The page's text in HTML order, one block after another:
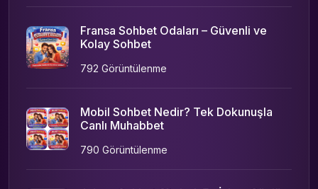
Fransa Sohbet Odaları – Güvenli ve
Kolay Sohbet
792 Görüntülenme
Mobil Sohbet Nedir? Tek Dokunuşla
Canlı Muhabbet
790 Görüntülenme